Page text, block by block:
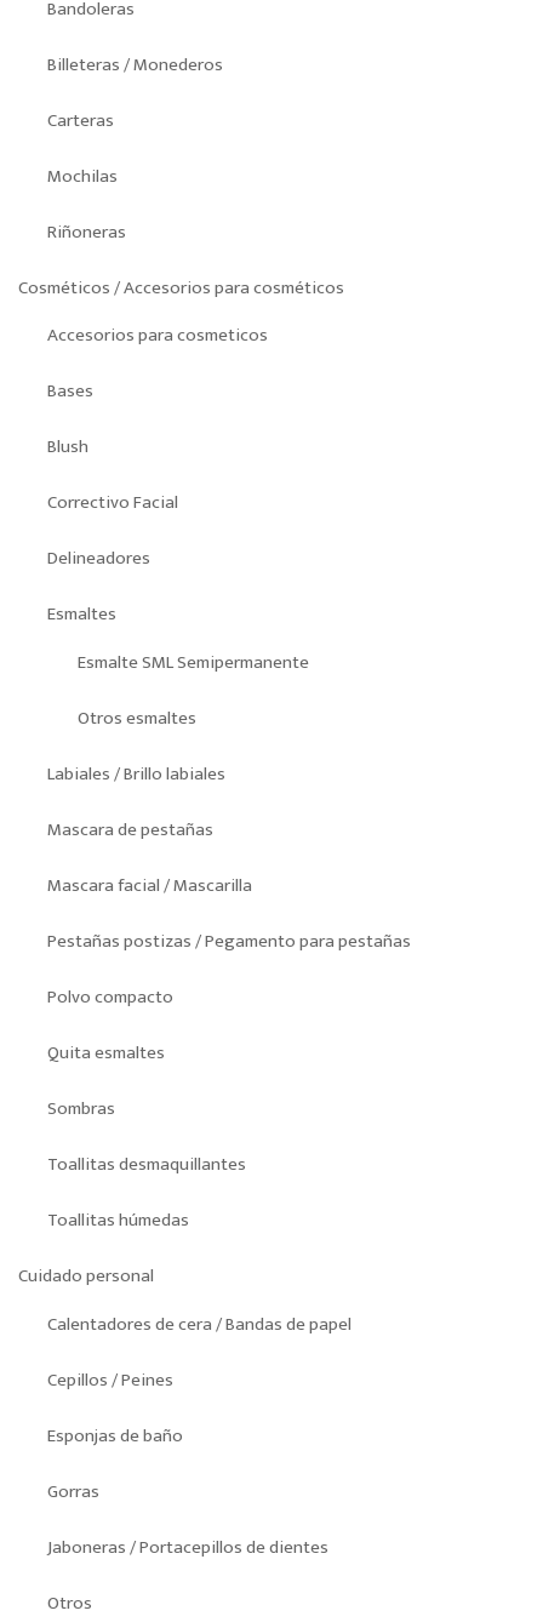
Bandoleras
Billeteras / Monederos
Carteras
Mochilas
Riñoneras
Cosméticos / Accesorios para cosméticos
Accesorios para cosmeticos
Bases
Blush
Correctivo Facial
Delineadores
Esmaltes
Esmalte SML Semipermanente
Otros esmaltes
Labiales / Brillo labiales
Mascara de pestañas
Mascara facial / Mascarilla
Pestañas postizas / Pegamento para pestañas
Polvo compacto
Quita esmaltes
Sombras
Toallitas desmaquillantes
Toallitas húmedas
Cuidado personal
Calentadores de cera / Bandas de papel
Cepillos / Peines
Esponjas de baño
Gorras
Jaboneras / Portacepillos de dientes
Otros